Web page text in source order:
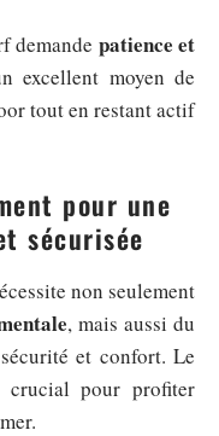
demande patience et
excellent moyen de
tout en restant actif
pour une
sécurisée
non seulement
, mais aussi du
et confort. Le
crucial pour profiter